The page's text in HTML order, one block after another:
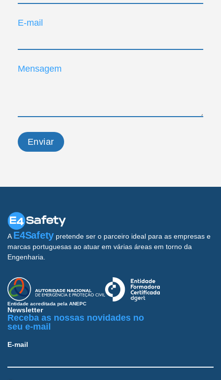
E-mail
Mensagem
Enviar
A E4Safety pretende ser o parceiro ideal para as empresas e
marcas portuguesas ao atuar em várias áreas em torno da
Engenharia.
Entidade acreditada pela ANEPC
Newsletter
Receba as nossas novidades no
seu e-mail
E-mail